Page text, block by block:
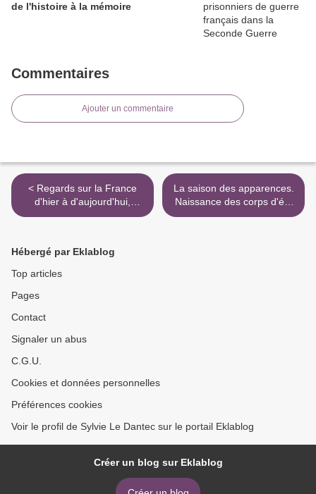
de l'histoire à la mémoire
Commentaires
Ajouter un commentaire
< Regards sur la France
d'hier à d'aujourd'hui,
Pascale Goetschel et alii
La saison des apparences.
Naissance des corps d'été
>
Hébergé par Eklablog
Top articles
Pages
Contact
Signaler un abus
C.G.U.
Cookies et données personnelles
Préférences cookies
Voir le profil de Sylvie Le Dantec sur le portail Eklablog
Créer un blog sur Eklablog